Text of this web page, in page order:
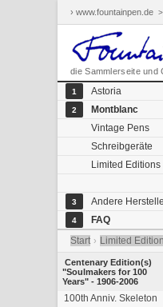
› www.fountainpen.de
die Sammlerseite und
1 Astoria
2
Montblanc
Vintage Pens
Schreibgeräte
Limited Editions
3 Andere
4 FAQ
Start › Limited
Centenary Edition(s)
"Soulmakers for 100
Years" - 1906-2006
100th Anniv. Skeleton